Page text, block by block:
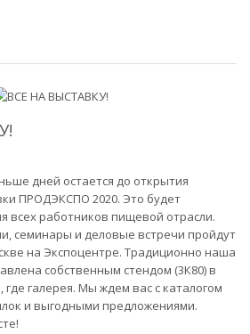
дней остается до открытия
ПРОДЭКСПО 2020. Это будет
всех работников пищевой отрасли.
семинары и деловые встречи пройдут
на Экспоцентре. Традиционно наша
собственным стендом (3К80) в
галерея. Мы ждем вас с каталогом
и выгодными предложениями.